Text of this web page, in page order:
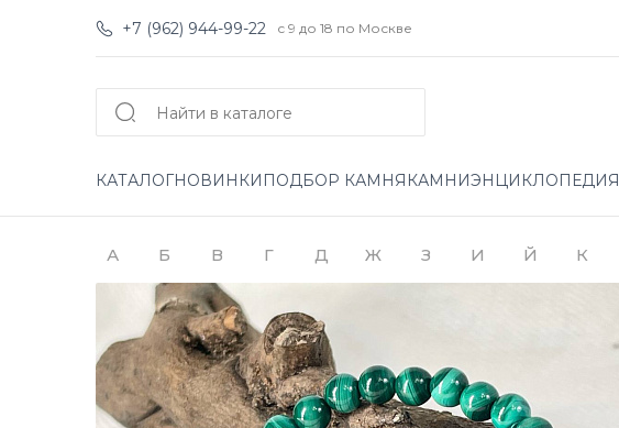
+7 (962) 944-99-22 с 9 до 18 по Москве
КАТАЛОГНОВИНКИ ПОДБОР КАМНЯ КАМНИЭНЦИКЛОПЕДИЯ
А Б В Г Д Ж З И Й К